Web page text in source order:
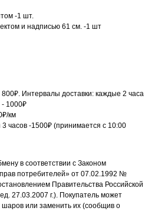
-1 шт.
и надписью 61 см. -1 шт
Интервалы доставки: каждые 2 часа
- 1000₽
км
часов -1500₽ (принимается с 10:00
в соответствии с Законом
потребителей» от 07.02.1992 №
Правительства Российской
27.03.2007 г.). Покупатель может
шаров или заменить их (сообщив о